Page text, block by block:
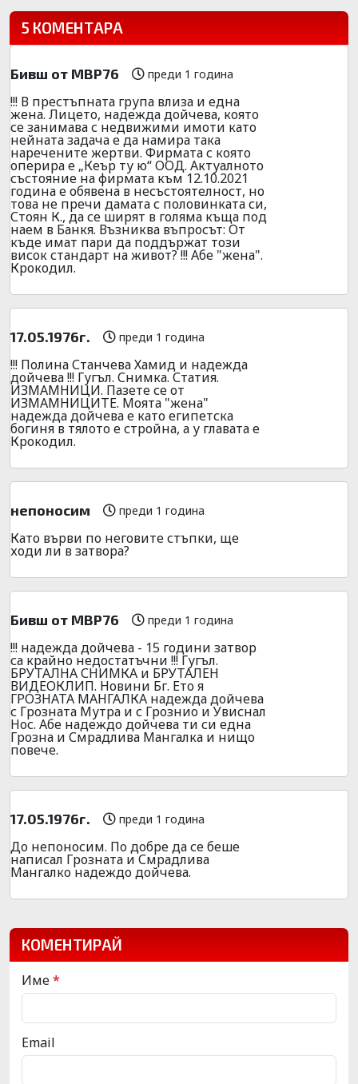
5 КОМЕНТАРА
Бивш от МВР76 преди 1 година
!!! В престъпната група влиза и една
жена. Лицето, надежда дойчева, която
се занимава с недвижими имоти като
нейната задача е да намира така
наречените жертви. Фирмата с която
оперира е „Кеър ту ю“ ООД. Актуалното
състояние на фирмата към 12.10.2021
година е обявена в несъстоятелност, но
това не пречи дамата с половинката си,
Стоян К., да се ширят в голяма къща под
наем в Банкя. Възниква въпросът: От
къде имат пари да поддържат този
висок стандарт на живот? !!! Абе "жена".
Крокодил.
17.05.1976г. преди 1 година
!!! Полина Станчева Хамид и надежда
дойчева !!! Гугъл. Снимка. Статия.
ИЗМАМНИЦИ. Пазете се от
ИЗМАМНИЦИТЕ. Моята "жена"
надежда дойчева е като египетска
богиня в тялото е стройна, а у главата е
Крокодил.
непоносим преди 1 година
Като върви по неговите стъпки, ще
ходи ли в затвора?
Бивш от МВР76 преди 1 година
!!! надежда дойчева - 15 години затвор
са крайно недостатъчни !!! Гугъл.
БРУТАЛНА СНИМКА и БРУТАЛЕН
ВИДЕОКЛИП. Новини Бг. Ето я
ГРОЗНАТА МАНГАЛКА надежда дойчева
с Грозната Мутра и с Грознио и Увиснал
Нос. Абе надеждо дойчева ти си една
Грозна и Смрадлива Мангалка и нищо
повече.
17.05.1976г. преди 1 година
До непоносим. По добре да се беше
написал Грозната и Смрадлива
Мангалко надеждо дойчева.
КОМЕНТИРАЙ
Име*
Email